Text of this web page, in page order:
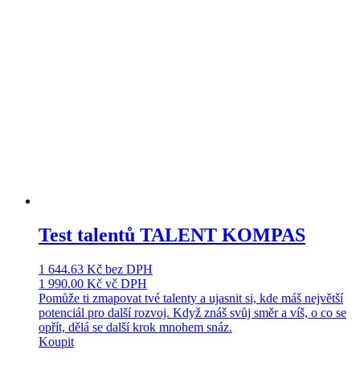
Test talentů TALENT KOMPAS
1 644.63 Kč bez DPH
1 990.00 Kč vč DPH
Pomůže ti zmapovat tvé talenty a ujasnit si, kde máš největší
potenciál pro další rozvoj. Když znáš svůj směr a víš, o co se
opřít, dělá se další krok mnohem snáz.
Koupit